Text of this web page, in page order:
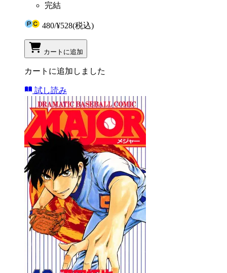
完結
480/¥528(税込)
カートに追加
カートに追加しました
試し読み